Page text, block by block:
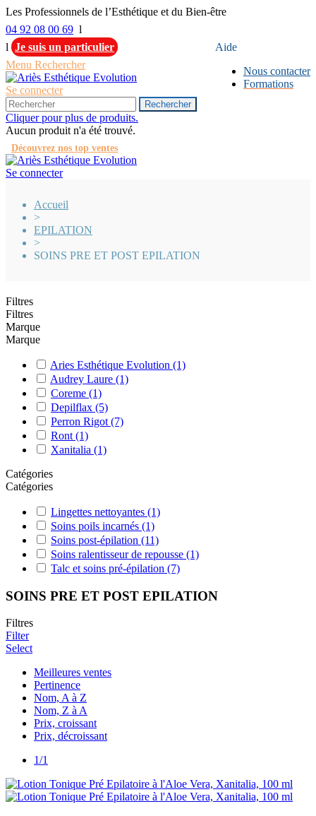
Les Professionnels de l’Esthétique et du Bien-être
04 92 08 00 69 l
Aide
Nous contacter
Formations
l Je suis un particulier
Menu Rechercher
Se connecter
Rechercher
Cliquer pour plus de produits.
Aucun produit n'a été trouvé.
Découvrez nos top ventes
Se connecter
Accueil
>
EPILATION
>
SOINS PRE ET POST EPILATION
Filtres
Filtres
Marque
Marque
Aries Esthétique Evolution (1)
Audrey Laure (1)
Coreme (1)
Depilflax (5)
Perron Rigot (7)
Ront (1)
Xanitalia (1)
Catégories
Catégories
Lingettes nettoyantes (1)
Soins poils incarnés (1)
Soins post-épilation (11)
Soins ralentisseur de repousse (1)
Talc et soins pré-épilation (7)
SOINS PRE ET POST EPILATION
Filtres
Filter
Select
Meilleures ventes
Pertinence
Nom, A à Z
Nom, Z à A
Prix, croissant
Prix, décroissant
1/1